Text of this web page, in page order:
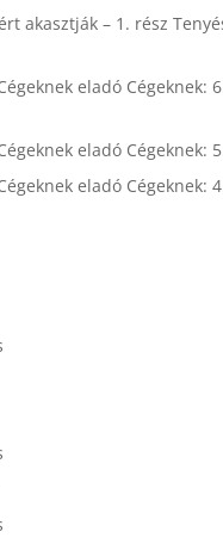
akasztják – 1. rész
eladó Cégeknek:
eladó Cégeknek:
eladó Cégeknek: